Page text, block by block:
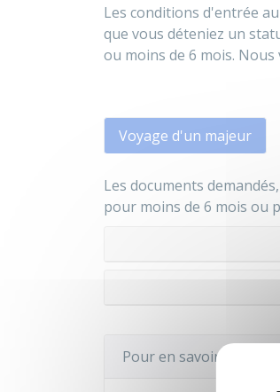
Les conditions d'entrée
que vous déteniez un
ou moins de 6 mois.
Voyage d'un majeur
Les documents
pour moins de 6 mois ou
Pour en savoir plus